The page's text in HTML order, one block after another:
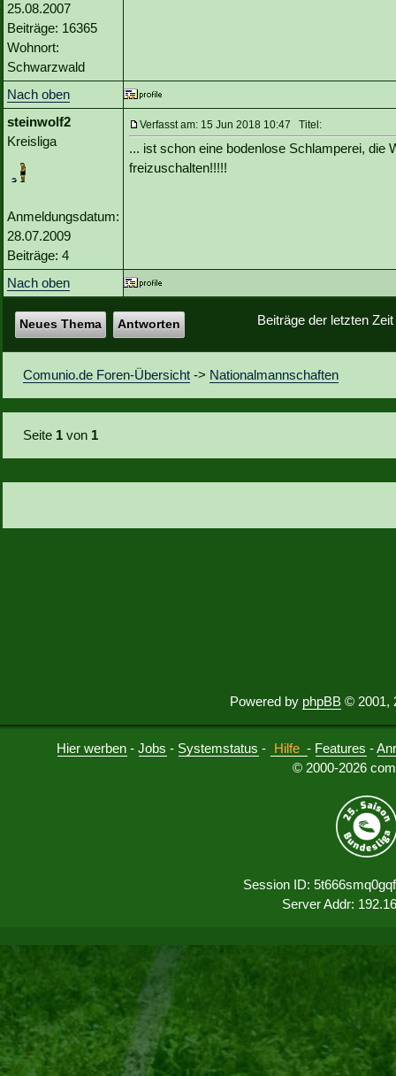
25.08.2007
Beiträge: 16365
Wohnort:
Schwarzwald
Nach oben
steinwolf2
Kreisliga
Anmeldungsdatum:
28.07.2009
Beiträge: 4
Verfasst am: 15 Jun 2018 10:47 Titel:
... ist schon eine bodenlose Schlamperei, die
freizuschalten!!!!!
Nach oben
Beiträge der letzten
Neues Thema Antworten
Comunio.de Foren-Übersicht -> Nationalmannschaften
Seite 1 von 1
Powered by phpBB © 2001,
Hier werben -Jobs - Systemstatus - Hilfe - Features -
© 2000-2026
Session ID:
Server Addr: